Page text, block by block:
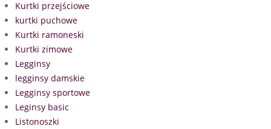
Kurtki przejściowe
kurtki puchowe
Kurtki ramoneski
Kurtki zimowe
Legginsy
legginsy damskie
Legginsy sportowe
Leginsy basic
Listonoszki